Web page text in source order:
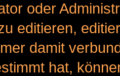
oder
editieren,
damit
hat,